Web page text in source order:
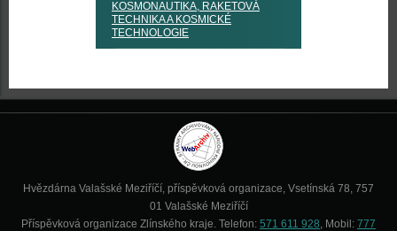
KOSMONAUTIKA, RAKETOVÁ
TECHNIKA A KOSMICKÉ
TECHNOLOGIE
Hvězdárna Valašské Meziříčí, příspěvková organizace, Vsetínská 78, 757
01 Valašské Meziříčí
Příspěvková organizace Zlínského kraje. Telefon: 571 611 928, Mobil: 777